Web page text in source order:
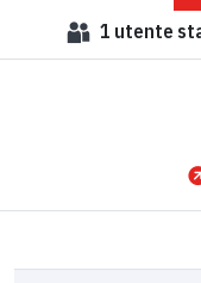
1 utente